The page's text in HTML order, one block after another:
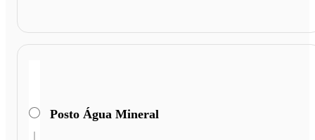
Posto Água Mineral